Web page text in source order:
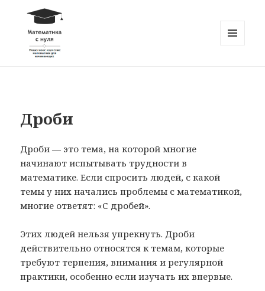
Дроби
Дроби — это тема, на которой многие
начинают испытывать трудности в
математике. Если спросить людей, с какой
темы у них начались проблемы с математикой,
многие ответят: «С дробей».
Этих людей нельзя упрекнуть. Дроби
действительно относятся к темам, которые
требуют терпения, внимания и регулярной
практики, особенно если изучать их впервые.